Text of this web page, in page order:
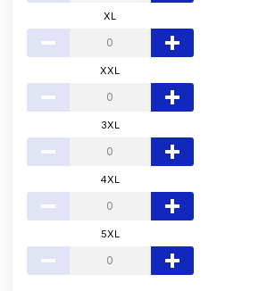
XL
XXL
3XL
4XL
5XL